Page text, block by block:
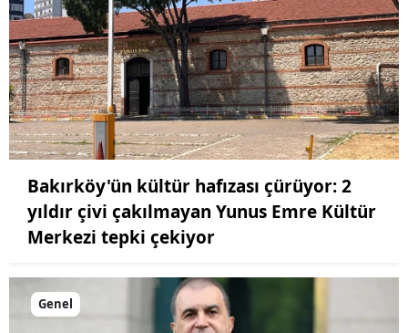
Bakırköy'ün kültür hafızası çürüyor: 2
yıldır çivi çakılmayan Yunus Emre Kültür
Merkezi tepki çekiyor
Genel